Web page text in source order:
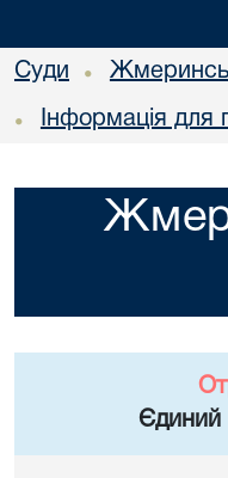
Суди •
• Інформація для
Єдиний